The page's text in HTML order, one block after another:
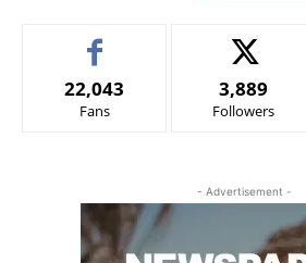
22,043
Fans
3,889
Followers
- Advertisement -